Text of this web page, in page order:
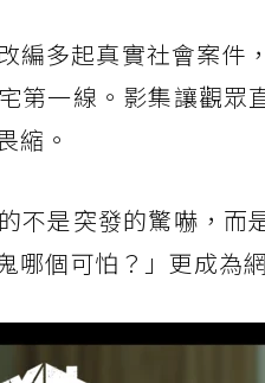
編多起真實社會案件
第一線。影集讓觀
縮。
不是突發的驚嚇，
哪個可怕？」更成為